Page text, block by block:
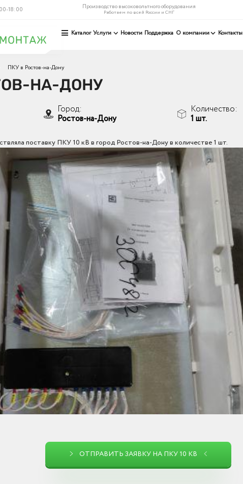
18:00 Производство высоковольтного оборудования
Работаем по всей России и СНГ
Каталог Услуги Новости Поддержка О компании Контакты
ПКУ в Ростов-на-Дону
НА-ДОНУ
Город:
Ростов-на-Дону
Количество:
1 шт.
поставку ПКУ 10 кВ в город Ростов-на-Дону в количестве 1 шт.
ОТПРАВИТЬ ЗАЯВКУ НА ПКУ 10 КВ